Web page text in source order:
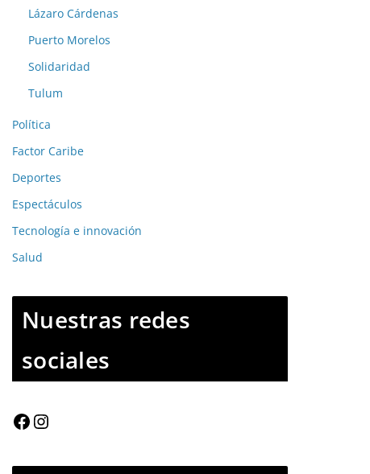
Lázaro Cárdenas
Puerto Morelos
Solidaridad
Tulum
Política
Factor Caribe
Deportes
Espectáculos
Tecnología e innovación
Salud
Nuestras redes
sociales